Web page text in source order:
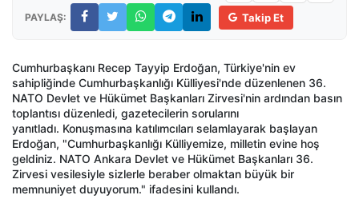
PAYLAŞ: Takip Et
Cumhurbaşkanı Recep Tayyip Erdoğan, Türkiye'nin ev
sahipliğinde Cumhurbaşkanlığı Külliyesi'nde düzenlenen 36.
NATO Devlet ve Hükümet Başkanları Zirvesi'nin ardından basın
toplantısı düzenledi, gazetecilerin sorularını
yanıtladı. Konuşmasına katılımcıları selamlayarak başlayan
Erdoğan, "Cumhurbaşkanlığı Külliyemize, milletin evine hoş
geldiniz. NATO Ankara Devlet ve Hükümet Başkanları 36.
Zirvesi vesilesiyle sizlerle beraber olmaktan büyük bir
memnuniyet duyuyorum." ifadesini kullandı.